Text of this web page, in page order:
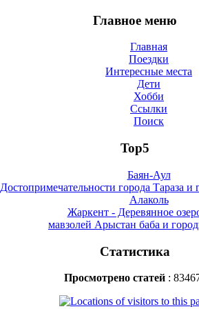
Главное меню
Главная
Поездки
Интересные места
Дети
Хобби
Ссылки
Поиск
Top5
Баян-Аул
Достопримечательности города Тараза
Алаколь
Жаркент - Деревянное
мавзолей Арыстан баба и
Статистика
Просмотрено статей: